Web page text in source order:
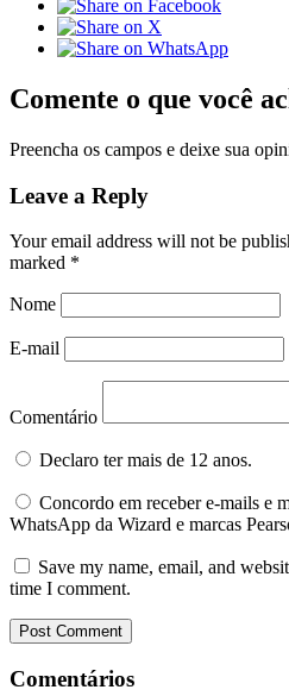
Comente o que você
Preencha os campos e deixe sua
Leave a Reply
Your email address will not be
marked *
Nome
E-mail
Comentário
Declaro ter mais de 12 anos.
Concordo em receber e-mails e
WhatsApp da Wizard e marcas
Save my name, email, and
time I comment.
Comentários